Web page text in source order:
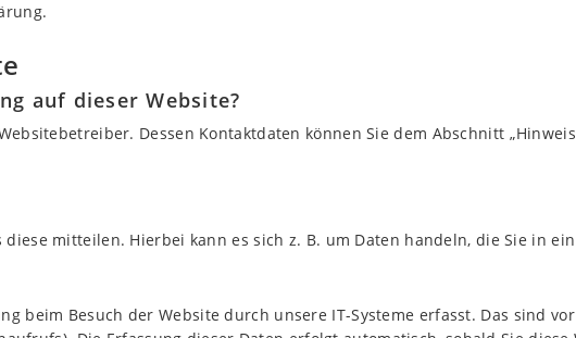
auf dieser Website?
Dessen Kontaktdaten können Sie dem Abschnitt
mitteilen. Hierbei kann es sich z. B. um Daten handeln, die Sie in
beim Besuch der Website durch unsere IT-Systeme erfasst. Das sind